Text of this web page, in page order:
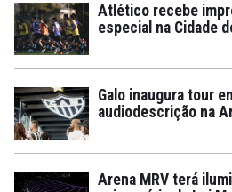
Atlético recebe
especial na Cidade
Galo inaugura tour
audiodescrição na
Arena MRV terá